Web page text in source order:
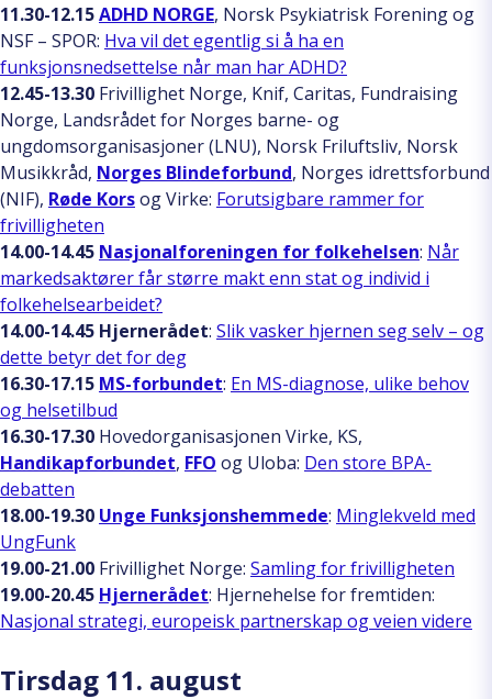
11.30-12.15ADHD NORGE, Norsk Psykiatrisk Forening og
NSF – SPOR: Hva vil det egentlig si å ha en
funksjonsnedsettelse når man har ADHD?
12.45-13.30 Frivillighet Norge, Knif, Caritas, Fundraising
Norge, Landsrådet for Norges barne- og
ungdomsorganisasjoner (LNU), Norsk Friluftsliv, Norsk
Musikkråd, Norges Blindeforbund, Norges idrettsforbund
(NIF), Røde Korsog Virke: Forutsigbare rammer for
frivilligheten
14.00-14.45 Nasjonalforeningen for folkehelsen: Når
markedsaktører får større makt enn stat og individ i
folkehelsearbeidet?
14.00-14.45 Hjernerådet: Slik vasker hjernen seg selv – og
dette betyr det for deg
16.30-17.15 MS-forbundet: En MS-diagnose, ulike behov
og helsetilbud
16.30-17.30 Hovedorganisasjonen Virke, KS,
Handikapforbundet, FFO og Uloba: Den store BPA-
debatten
18.00-19.30 Unge Funksjonshemmede: Minglekveld med
UngFunk
19.00-21.00 Frivillighet Norge: Samling for frivilligheten
19.00-20.45 Hjernerådet: Hjernehelse for fremtiden:
Nasjonal strategi, europeisk partnerskap og veien videre
Tirsdag 11. august